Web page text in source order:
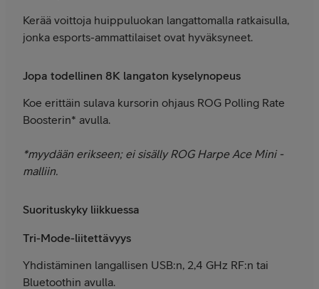
Kerää voittoja huippuluokan langattomalla ratkaisulla,
jonka esports-ammattilaiset ovat hyväksyneet.
Jopa todellinen 8K langaton kyselynopeus
Koe erittäin sulava kursorin ohjaus ROG Polling Rate
Boosterin* avulla.
*myydään erikseen; ei sisälly ROG Harpe Ace Mini -
malliin.
Suorituskyky liikkuessa
Tri-Mode-liitettävyys
Yhdistäminen langallisen USB:n, 2,4 GHz RF:n tai
Bluetoothin avulla.